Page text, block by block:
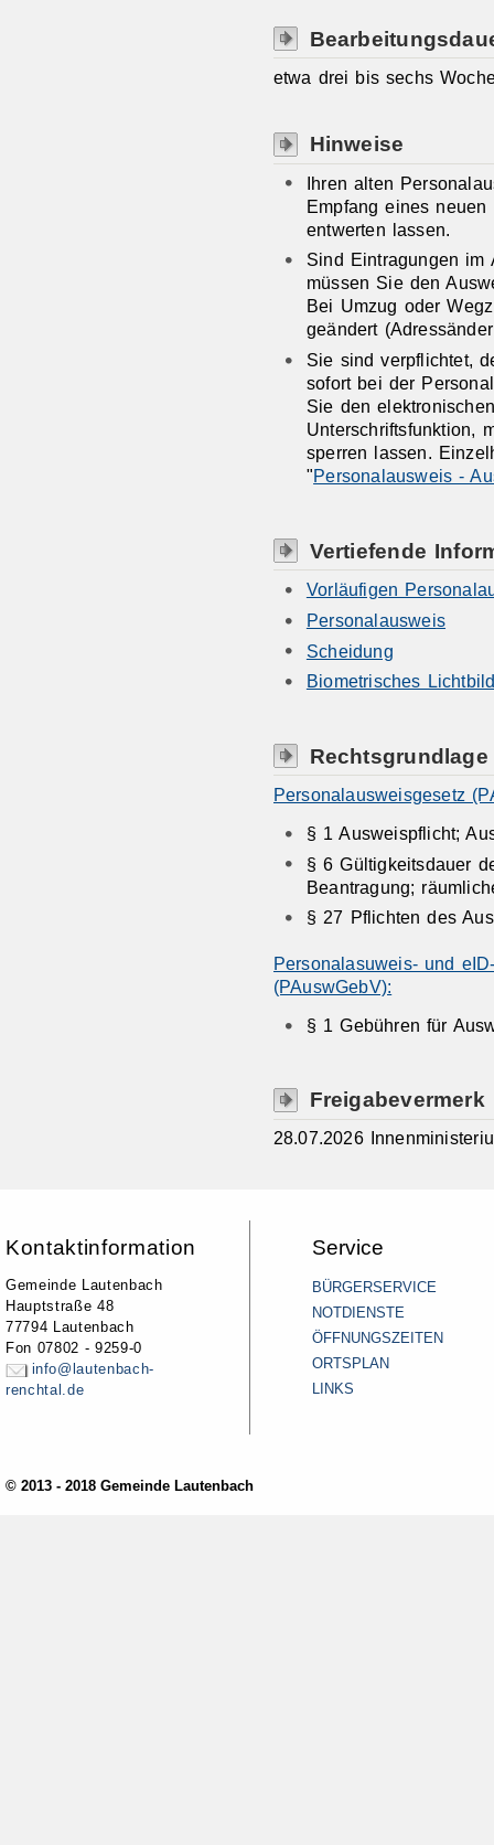
etwa drei bis sechs
Hinweise
Ihren alten
Empfang eines
entwerten lassen.
Sind Eintragungen im
müssen Sie den
Bei Umzug oder
geändert
Sie sind verpflichtet,
sofort bei der
Sie den
Unterschriftsfunktion,
sperren lassen.
"Personalausweis -
Vertiefende
Vorläufigen
Personalausweis
Scheidung
Biometrisches
Rechtsgrundlage
Personalausweisgesetz
§ 1 Ausweispflicht;
§ 6 Gültigkeitsdauer
Beantragung;
§ 27 Pflichten des
Personalasuweis- und
(PAuswGebV):
§ 1 Gebühren für
Freigabevermerk
28.07.2026
Kontaktinformation
Gemeinde Lautenbach
Hauptstraße 48
77794 Lautenbach
Fon 07802 - 9259-0
info@lautenbach-
renchtal.de
Service
BÜRGERSERVICE
NOTDIENSTE
ÖFFNUNGSZEITEN
ORTSPLAN
LINKS
© 2013 - 2018 Gemeinde Lautenbach